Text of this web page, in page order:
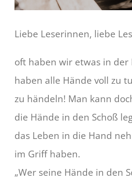
Liebe Leserinnen, liebe
oft haben wir etwas in der
haben alle Hände voll zu
zu händeln! Man kann
die Hände in den Schoß
das Leben in die Hand
im Griff haben.
„Wer seine Hände in den